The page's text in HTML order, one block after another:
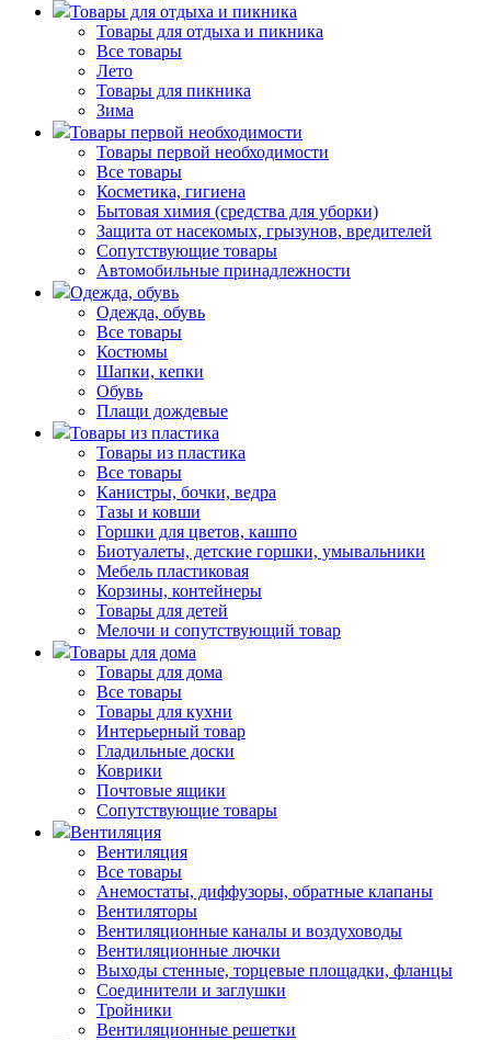
Товары для отдыха и пикника
Товары для отдыха и пикника
Все товары
Лето
Товары для пикника
Зима
Товары первой необходимости
Товары первой необходимости
Все товары
Косметика, гигиена
Бытовая химия (средства для уборки)
Защита от насекомых, грызунов, вредителей
Сопутствующие товары
Автомобильные принадлежности
Одежда, обувь
Одежда, обувь
Все товары
Костюмы
Шапки, кепки
Обувь
Плащи дождевые
Товары из пластика
Товары из пластика
Все товары
Канистры, бочки, ведра
Тазы и ковши
Горшки для цветов, кашпо
Биотуалеты, детские горшки, умывальники
Мебель пластиковая
Корзины, контейнеры
Товары для детей
Мелочи и сопутствующий товар
Товары для дома
Товары для дома
Все товары
Товары для кухни
Интерьерный товар
Гладильные доски
Коврики
Почтовые ящики
Сопутствующие товары
Вентиляция
Вентиляция
Все товары
Анемостаты, диффузоры, обратные клапаны
Вентиляторы
Вентиляционные каналы и воздуховоды
Вентиляционные лючки
Выходы стенные, торцевые площадки, фланцы
Соединители и заглушки
Тройники
Вентиляционные решетки